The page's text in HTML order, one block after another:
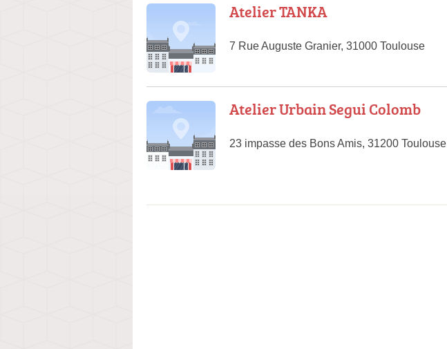
Atelier TANKA
7 Rue Auguste Granier, 31000 Toulouse
Atelier Urbain Segui Colomb
23 impasse des Bons Amis, 31200 Toulouse